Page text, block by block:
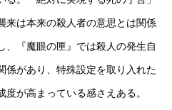
来は本来の殺人者の意思とは関係
、『魔眼の匣』では殺人の発生自
係があり、特殊設定を取り入れた
が高まっている感さえある。